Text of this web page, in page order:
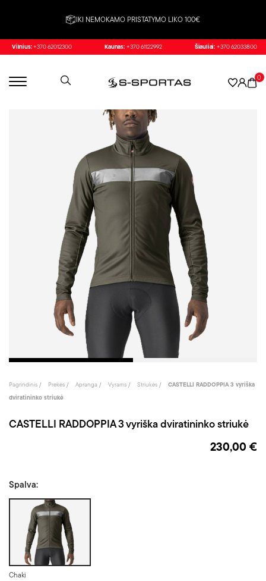
IKI NEMOKAMO PRISTATYMO LIKO 100€
Vilnius: +370 62012300 Kaunas: +370 61122992 Šiauliai: +370 62033800
0
Pagrindinis Prekės Apranga Vyrams Striukės
CASTELLI RADDOPPIA 3 vyriška
dviratininko striukė
CASTELLI RADDOPPIA 3 vyriška dviratininko striukė
230,00 €
Spalva:
Chaki